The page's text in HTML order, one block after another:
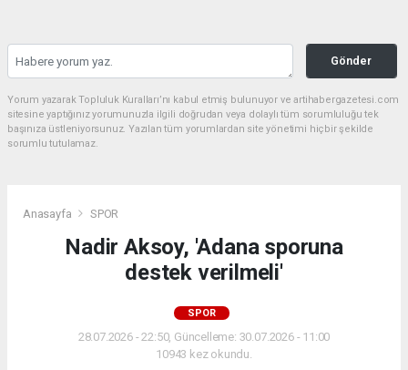
Gönder
Yorum yazarak Topluluk Kuralları’nı kabul etmiş bulunuyor ve artihabergazetesi.com
sitesine yaptığınız yorumunuzla ilgili doğrudan veya dolaylı tüm sorumluluğu tek
başınıza üstleniyorsunuz. Yazılan tüm yorumlardan site yönetimi hiçbir şekilde
sorumlu tutulamaz.
Anasayfa SPOR
Nadir Aksoy, 'Adana sporuna
destek verilmeli'
SPOR
28.07.2026 - 22:50, Güncelleme: 30.07.2026 - 11:00
10943 kez okundu.